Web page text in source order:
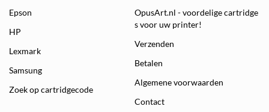
Epson
HP
Lexmark
Samsung
Zoek op cartridgecode
OpusArt.nl - voordelige cartridge
s voor uw printer!
Verzenden
Betalen
Algemene voorwaarden
Contact